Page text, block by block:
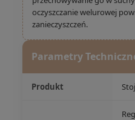
oczyszczanie welurowej
zanieczyszczeń.
Parametry
Produkt